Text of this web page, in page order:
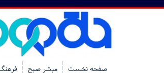
صفحه نخست مبشر صبح